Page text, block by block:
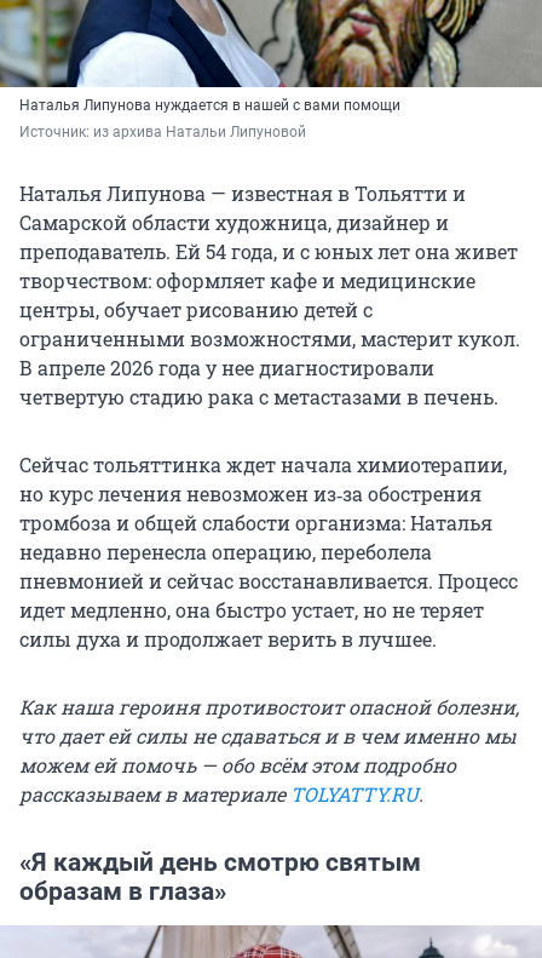
Наталья Липунова нуждается в нашей с вами помощи
Источник: из архива Натальи Липуновой
Наталья Липунова — известная в Тольятти и
Самарской области художница, дизайнер и
преподаватель. Ей 54 года, и с юных лет она живет
творчеством: оформляет кафе и медицинские
центры, обучает рисованию детей с
ограниченными возможностями, мастерит кукол.
В апреле 2026 года у нее диагностировали
четвертую стадию рака с метастазами в печень.
Сейчас тольяттинка ждет начала химиотерапии,
но курс лечения невозможен из‑за обострения
тромбоза и общей слабости организма: Наталья
недавно перенесла операцию, переболела
пневмонией и сейчас восстанавливается. Процесс
идет медленно, она быстро устает, но не теряет
силы духа и продолжает верить в лучшее.
Как наша героиня противостоит опасной болезни,
что дает ей силы не сдаваться и в чем именно мы
можем ей помочь — обо всём этом подробно
рассказываем в материале TOLYATTY.RU.
«Я каждый день смотрю святым
образам в глаза»